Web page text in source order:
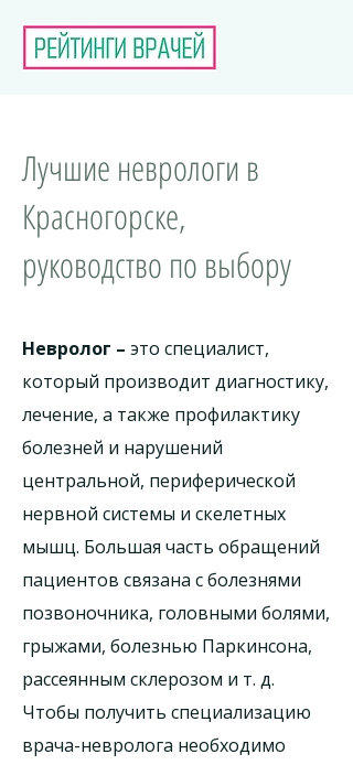
Лучшие неврологи в
Красногорске,
руководство по выбору
Невролог – это специалист,
который производит диагностику,
лечение, а также профилактику
болезней и нарушений
центральной, периферической
нервной системы и скелетных
мышц. Большая часть обращений
пациентов связана с болезнями
позвоночника, головными болями,
грыжами, болезнью Паркинсона,
рассеянным склерозом и т. д.
Чтобы получить специализацию
врача-невролога необходимо